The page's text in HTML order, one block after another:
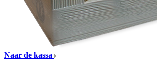
Naar de kassa